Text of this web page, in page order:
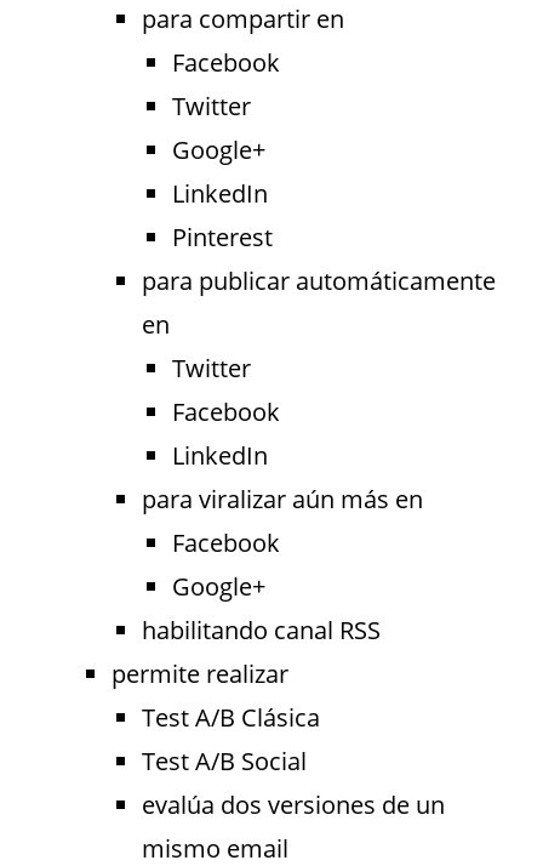
para compartir en
Facebook
Twitter
Google+
LinkedIn
Pinterest
para publicar automáticamente
en
Twitter
Facebook
LinkedIn
para viralizar aún más en
Facebook
Google+
habilitando canal RSS
permite realizar
Test A/B Clásica
Test A/B Social
evalúa dos versiones de un
mismo email